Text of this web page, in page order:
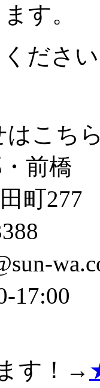
す。
ださ
はこち
前橋
町277
17:00
す！→